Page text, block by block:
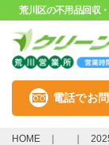
荒川区の不用品回収
電話でお
HOME